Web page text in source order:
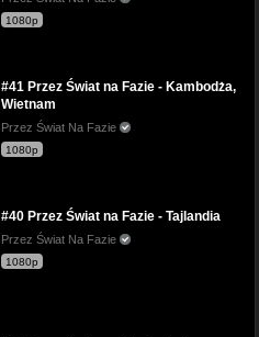
1080p
#41 Przez Świat na Fazie - Kambodża,
Wietnam
Przez Świat Na Fazie
1080p
#40 Przez Świat na Fazie - Tajlandia
Przez Świat Na Fazie
1080p